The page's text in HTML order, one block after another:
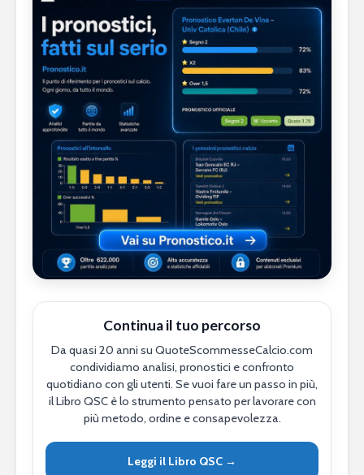
Continua il tuo percorso
Da quasi 20 anni su QuoteScommesseCalcio.com
condividiamo analisi, pronostici e confronto
quotidiano con gli utenti. Se vuoi fare un passo in più,
il Libro QSC è lo strumento pensato per lavorare con
più metodo, ordine e consapevolezza.
Leggi il Libro QSC →